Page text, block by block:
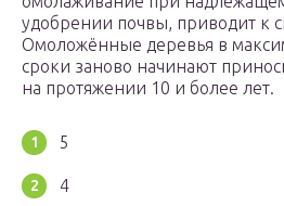
удобрении почвы, приводит к
Омоложённые деревья в
сроки заново начинают
на протяжении 10 и более лет.
5
4